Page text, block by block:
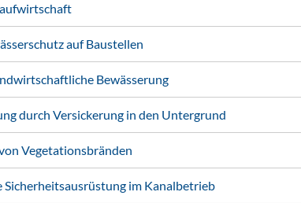
auf Baustellen
Bewässerung
durch Versickerung in den Untergrund
Vegetationsbränden
im Kanalbetrieb